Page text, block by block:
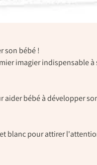
son bébé !
imagier indispensable à
aider bébé à développer
blanc pour attirer